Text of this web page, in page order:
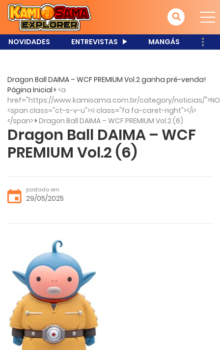
NOVIDADES ENTREVISTAS MANGÁS
Dragon Ball DAIMA – WCF PREMIUM Vol.2 ganha pré-venda!
Página Inicial <a
href="https://www.kamisama.com.br/category/noticias/
<span class="ct-s-v-u"><i class="fa fa-caret-right"></i>
</span> Dragon Ball DAIMA – WCF PREMIUM Vol.2 (6)
Dragon Ball DAIMA – WCF
PREMIUM Vol.2 (6)
postado em
29/05/2025